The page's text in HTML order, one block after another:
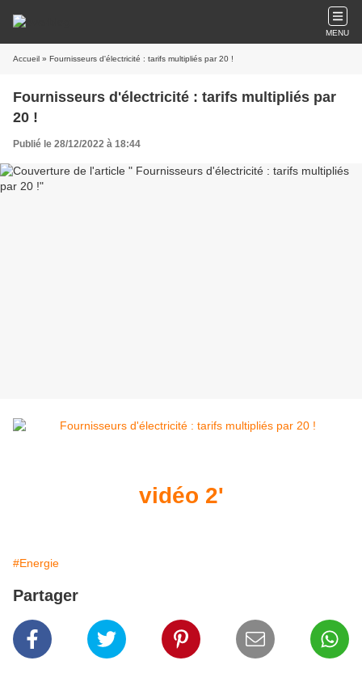
MENU
Accueil » Fournisseurs d'électricité : tarifs multipliés par 20 !
Fournisseurs d'électricité : tarifs multipliés par
20 !
Publié le 28/12/2022 à 18:44
vidéo 2'
#Energie
Partager